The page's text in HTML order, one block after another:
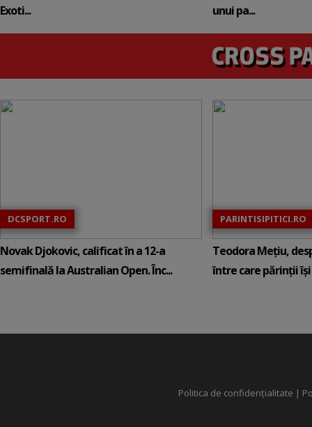
Exoti...
unui pa...
DCSPORT.RO
Novak Djokovic, calificat în a 12-a
semifinală la Australian Open. Înc...
PARINTISIPITICI.RO
Teodora Mețiu,
între care părinții își
Politica de confidențialitate |